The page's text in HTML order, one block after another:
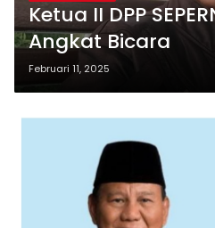
Ketua II DPP
Angkat Bicara
Februari 11, 2025